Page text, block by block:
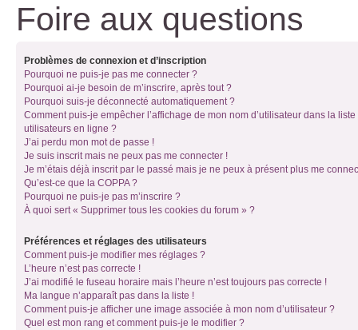
Foire aux questions
Problèmes de connexion et d’inscription
Pourquoi ne puis-je pas me connecter ?
Pourquoi ai-je besoin de m’inscrire, après tout ?
Pourquoi suis-je déconnecté automatiquement ?
Comment puis-je empêcher l’affichage de mon nom d’utilisateur dans la liste
utilisateurs en ligne ?
J’ai perdu mon mot de passe !
Je suis inscrit mais ne peux pas me connecter !
Je m’étais déjà inscrit par le passé mais je ne peux à présent plus me
Qu’est-ce que la COPPA ?
Pourquoi ne puis-je pas m’inscrire ?
À quoi sert « Supprimer tous les cookies du forum » ?
Préférences et réglages des utilisateurs
Comment puis-je modifier mes réglages ?
L’heure n’est pas correcte !
J’ai modifié le fuseau horaire mais l’heure n’est toujours pas correcte !
Ma langue n’apparaît pas dans la liste !
Comment puis-je afficher une image associée à mon nom d’utilisateur ?
Quel est mon rang et comment puis-je le modifier ?